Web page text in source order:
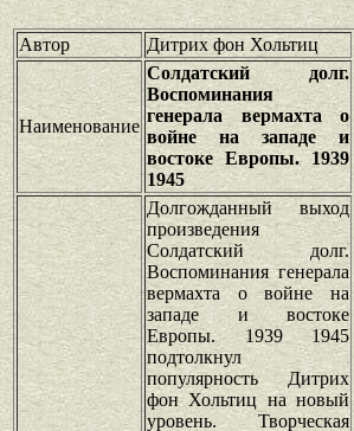
Автор Дитрих фон Хольтиц
Наименование
Солдатский долг.
Воспоминания
генерала вермахта о
войне на западе и
востоке Европы. 1939
1945
Долгожданный выход
произведения
Солдатский долг.
Воспоминания генерала
вермахта о войне на
западе и востоке
Европы. 1939 1945
подтолкнул
популярность Дитрих
фон Хольтиц на новый
уровень. Творческая